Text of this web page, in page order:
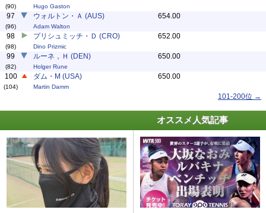
(90) Hugo Gaston
97
(96)
ウォルトン・Ａ (AUS)
Adam Walton
654.00
98
(98)
プリシュミッチ・Ｄ (CRO)
Dino Prizmic
652.00
99
(82)
ルーネ，Ｈ (DEN)
Holger Rune
650.00
100
(104)
ダム・M (USA)
Martin Damm
650.00
101-200位 →
オススメ人気記事